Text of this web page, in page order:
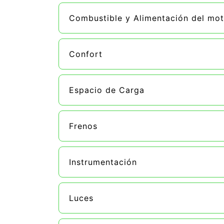
Combustible y Alimentación del
Confort
Espacio de Carga
Frenos
Instrumentación
Luces